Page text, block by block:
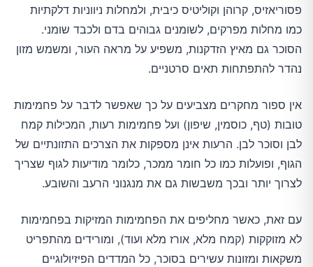
פסוריאזיס, קרוהן וקוליטיס כיבית, ולמחלות ניווניות דלקתיות
כמו מחלות מפרקים, לשומנים גבוהים בדם ולכבד שומני.
הסוכר גם מאיץ הזדקנות, משפיע על מראה העור, ומשמש מזון
נהדר להתפתחות תאים סרטניים.
אין ספור מחקרים מצביעים על כך שאפשר לדבר על פחמימות
טובות (טף, כוסמין, שיפון) ועל פחמימות רעות, המכילות קמח
לבן וסוכר לבן. הרעות אינן מספקות את הצרכים התזונתיים של
הגוף, ופועלות כמו כל חומר ממכר, כלומר מודיעות לגוף שצריך
לצרוך יותר ובכך משבשות גם את מנגנוני הרעב והשובע.
עם זאת, כאשר מחליפים את הפחמימות המזיקות בפחמימות
לא מזוקקות (קמח מלא, אורז מלא ועוד), ומורידים מהתפריט
משקאות ומזונות עשירים בסוכר, כל המדדים הפיזיולוגיים